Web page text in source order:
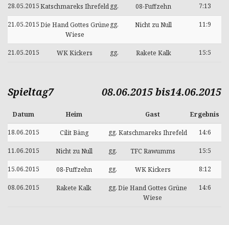
28.05.2015Katschmareks Ihrefeldgg. 08-Fuffzehn 7:13
21.05.2015Die Hand Gottes Grüne
Wiese
gg. Nicht zu Null 11:9
21.05.2015 WK Kickers gg. Rakete Kalk 15:5
Spieltag7 08.06.2015 bis14.06.2015
Datum Heim Gast Ergebnis
18.06.2015 Cilit Bäng gg. Katschmareks Ihrefeld 14:6
11.06.2015 Nicht zu Null gg. TFC Rawumms 15:5
15.06.2015 08-Fuffzehn gg. WK Kickers 8:12
08.06.2015 Rakete Kalk gg.Die Hand Gottes Grüne
Wiese
14:6